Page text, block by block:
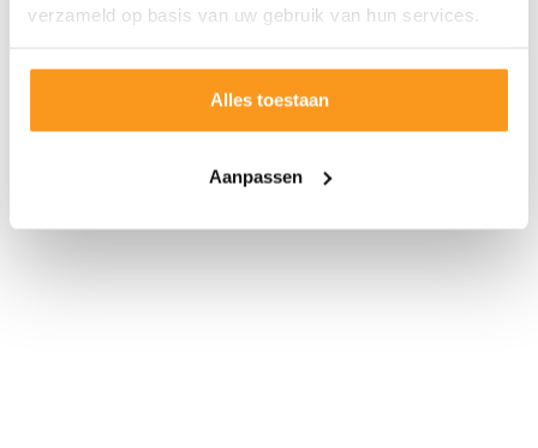
verzameld op basis van uw gebruik van hun services.
Alles toestaan
Aanpassen